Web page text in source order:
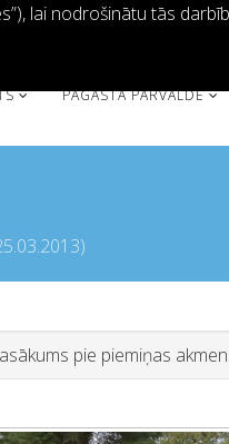
PAGASTA PĀRVALDE
pie piemiņas
lai nodrošinātu tās